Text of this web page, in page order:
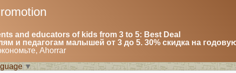
and educators of kids from 3 to 5: Best Deal
и педагогам малышей от 3 до 5. 30% скидка на
Ahorrar
▼